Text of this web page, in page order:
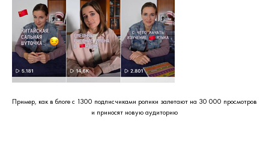
Пример, как в блоге с 1300 подписчиками ролики залетают на 30 000 просмотров
и приносят новую аудиторию